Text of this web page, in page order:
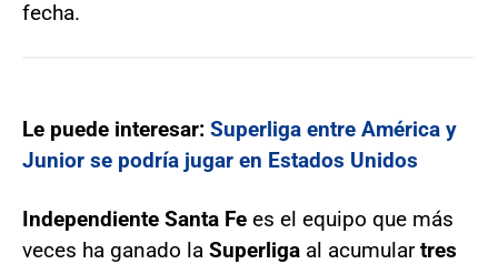
fecha.
Le puede interesar: Superliga entre América y
Junior se podría jugar en Estados Unidos
Independiente Santa Fe es el equipo que más
veces ha ganado la Superliga al acumulartres